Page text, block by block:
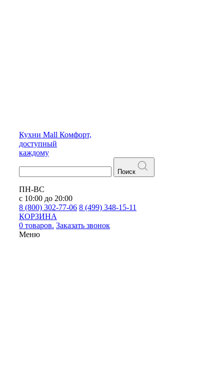
Кухни Mall Комфорт,
доступный
каждому
Поиск
ПН-ВС
с 10:00 до 20:00
8 (800) 302-77-06 8 (499) 348-15-11
КОРЗИНА
0 товаров. Заказать звонок
Меню